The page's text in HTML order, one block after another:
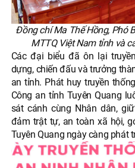
Đồng chí Ma Thế Hồng, Phó
MTTQ Việt Nam tỉnh và
Các đại biểu đã ôn lại
dựng, chiến đấu và trưởng
an tỉnh. Phát huy truyền
Công an tỉnh Tuyên Quang
sát cánh cùng Nhân dân,
đảm trật tự, an toàn xã hội,
Tuyên Quang ngày càng phát